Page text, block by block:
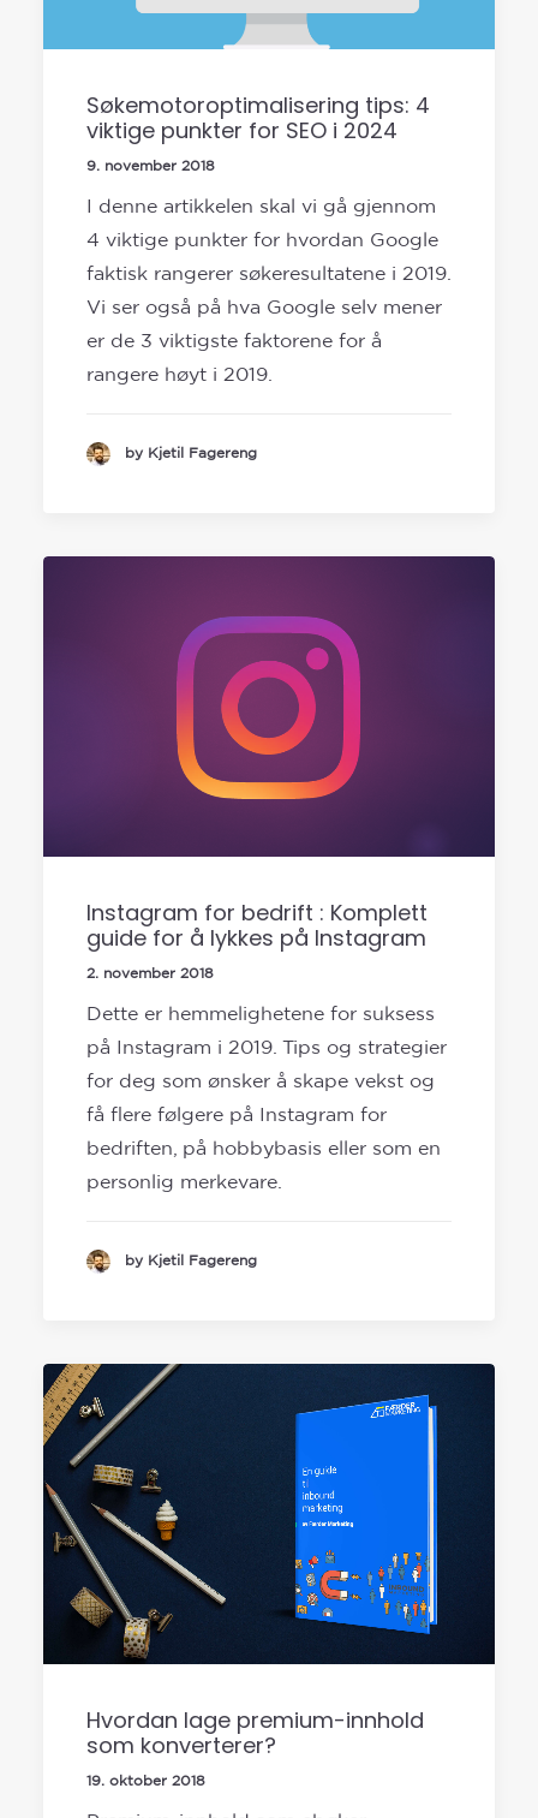
Søkemotoroptimalisering tips: 4
viktige punkter for SEO i 2024
9. november 2018
I denne artikkelen skal vi gå gjennom
4 viktige punkter for hvordan Google
faktisk rangerer søkeresultatene i 2019.
Vi ser også på hva Google selv mener
er de 3 viktigste faktorene for å
rangere høyt i 2019.
by Kjetil Fagereng
Instagram for bedrift : Komplett
guide for å lykkes på Instagram
2. november 2018
Dette er hemmelighetene for suksess
på Instagram i 2019. Tips og strategier
for deg som ønsker å skape vekst og
få flere følgere på Instagram for
bedriften, på hobbybasis eller som en
personlig merkevare.
by Kjetil Fagereng
Hvordan lage premium-innhold
som konverterer?
19. oktober 2018